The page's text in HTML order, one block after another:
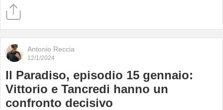
Antonio Reccia
12/1/2024
Il Paradiso, episodio 15 gennaio:
Vittorio e Tancredi hanno un
confronto decisivo